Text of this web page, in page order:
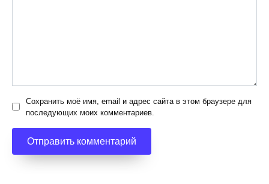
Сохранить моё имя, email и адрес сайта в этом браузере для
последующих моих комментариев.